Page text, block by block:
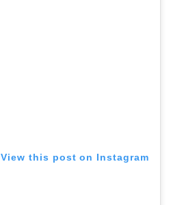
View this post on Instagram